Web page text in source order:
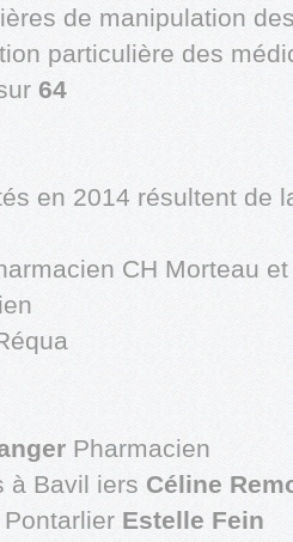
de manipulation
particulière des
64
en 2014 résultent de
CH Morteau
Pharmacien
à Bavil iers Céline
Estelle Fein